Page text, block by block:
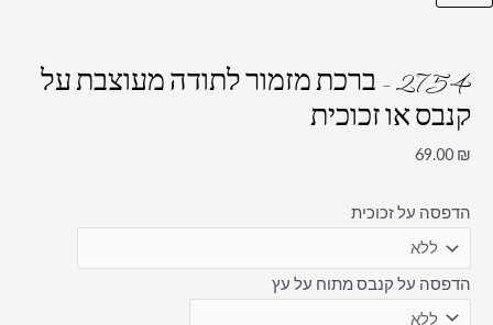
2754 – ברכת מזמור לתודה מעוצבת על
קנבס או זכוכית
69.00 ₪
הדפסה על זכוכית
הדפסה על קנבס מתוח על עץ